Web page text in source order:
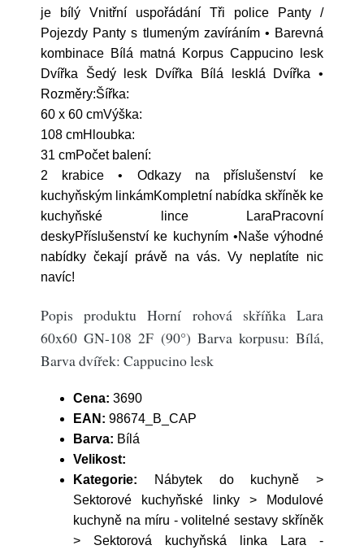
je bílý Vnitřní uspořádání Tři police Panty /
Pojezdy Panty s tlumeným zavíráním • Barevná
kombinace Bílá matná Korpus Cappucino lesk
Dvířka Šedý lesk Dvířka Bílá lesklá Dvířka •
Rozměry:Šířka:
60 x 60 cmVýška:
108 cmHloubka:
31 cmPočet balení:
2 krabice • Odkazy na příslušenství ke
kuchyňským linkámKompletní nabídka skříněk ke
kuchyňské lince LaraPracovní
deskyPříslušenství ke kuchyním •Naše výhodné
nabídky čekají právě na vás. Vy neplatíte nic
navíc!
Popis produktu Horní rohová skříňka Lara
60x60 GN-108 2F (90°) Barva korpusu: Bílá,
Barva dvířek: Cappucino lesk
Cena: 3690
EAN: 98674_B_CAP
Barva: Bílá
Velikost:
Kategorie: Nábytek do kuchyně >
Sektorové kuchyňské linky > Modulové
kuchyně na míru - volitelné sestavy skříněk
> Sektorová kuchyňská linka Lara -